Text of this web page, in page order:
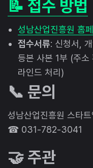
📝 접수 방법
성남산업진흥원 홈
접수서류: 신청서,
등본 사본 1부 (주소
라인드 처리)
📞 문의
성남산업진흥원 스타
☎ 031-782-3041
🤝 주관